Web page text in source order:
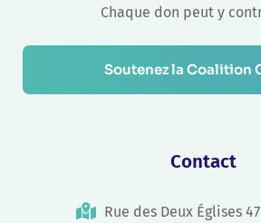
Chaque don peut y
Soutenez la Coalition
Contact
Rue des Deux Églises 47